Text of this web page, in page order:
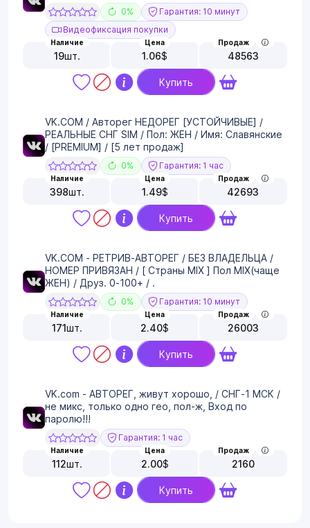
0%
Гарантия: 10 минут
Видеофиксация покупки
Наличие
19шт.
Цена
1.06$
Продаж
48563
Купить
VK.COM / Авторег НЕДОРЕГ [УСТОЙЧИВЫЕ] /
РЕАЛЬНЫЕ СНГ SIM / Пол: ЖЕН / Имя: Славянские
/ [PREMIUM] / [5 лет продаж]
0% Гарантия: 1 час
Наличие
398шт.
Цена
1.49$
Продаж
42693
Купить
VK.COM - РЕТРИВ-АВТОРЕГ / БЕЗ ВЛАДЕЛЬЦА /
НОМЕР ПРИВЯЗАН / [ Страны MIX ] Пол MIX(чаще
ЖЕН) / Друз. 0-100+ / .
0% Гарантия: 10 минут
Наличие
171шт.
Цена
2.40$
Продаж
26003
Купить
VK.com - АВТОРЕГ, живут хорошо, / СНГ-1 МСК /
не микс, только одно гео, пол-ж, Вход по
паролю!!!
Гарантия: 1 час
Наличие
112шт.
Цена
2.00$
Продаж
2160
Купить